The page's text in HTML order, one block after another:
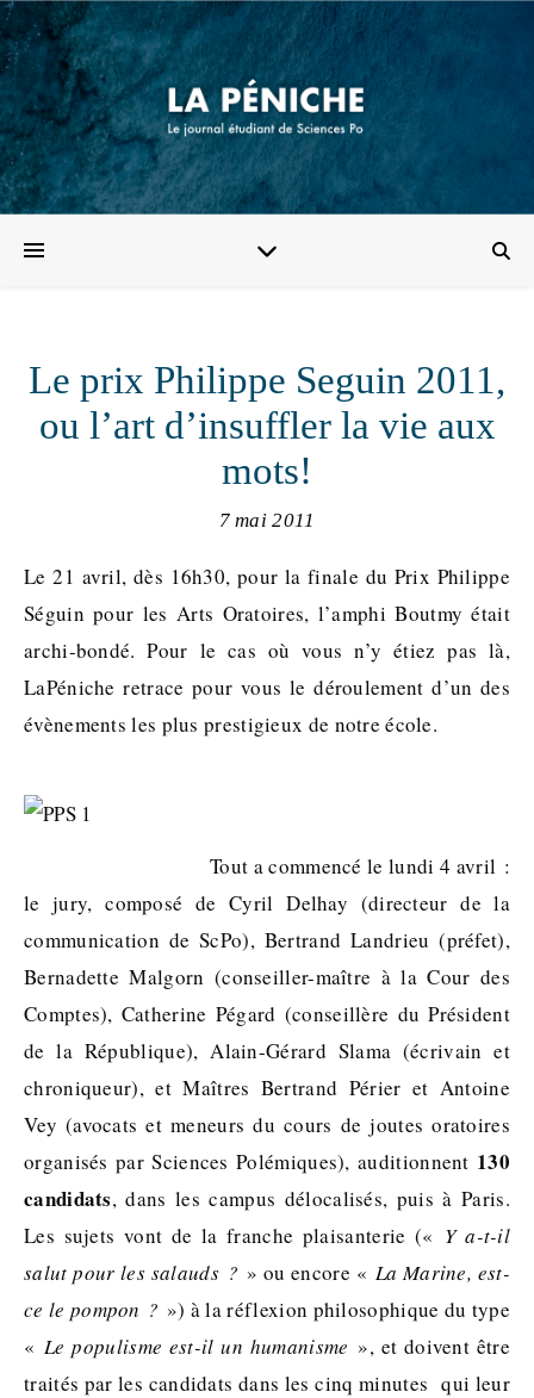
Le prix Philippe Seguin 2011,
ou l’art d’insuffler la vie aux
mots!
7 mai 2011
Le 21 avril, dès 16h30, pour la finale du Prix Philippe
Séguin pour les Arts Oratoires, l’amphi Boutmy était
archi-bondé. Pour le cas où vous n’y étiez pas là,
LaPéniche retrace pour vous le déroulement d’un des
évènements les plus prestigieux de notre école.
Tout a commencé le lundi 4 avril :
le jury, composé de Cyril Delhay (directeur de la
communication de ScPo), Bertrand Landrieu (préfet),
Bernadette Malgorn (conseiller-maître à la Cour des
Comptes), Catherine Pégard (conseillère du Président
de la République), Alain-Gérard Slama (écrivain et
chroniqueur), et Maîtres Bertrand Périer et Antoine
Vey (avocats et meneurs du cours de joutes oratoires
organisés par Sciences Polémiques), auditionnent 130
candidats, dans les campus délocalisés, puis à Paris.
Les sujets vont de la franche plaisanterie (« Y a-t-il
salut pour les salauds ? » ou encore « La Marine, est-
ce le pompon ? ») à la réflexion philosophique du type
«Le populisme est-il un humanisme », et doivent être
traités par les candidats dans les cinq minutes qui leur